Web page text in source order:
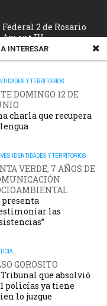
INTERESAR
Y TERRITORIOS
DOMINGO 12 DE
charla que recupera
IDENTIDADES Y TERRITORIOS
VERDE, 7 AÑOS DE
presenta
las
GOROSITO
que absolvió
policías ya tiene
lo juzgue
2 de Rosario
Amant IV
por la Memoria